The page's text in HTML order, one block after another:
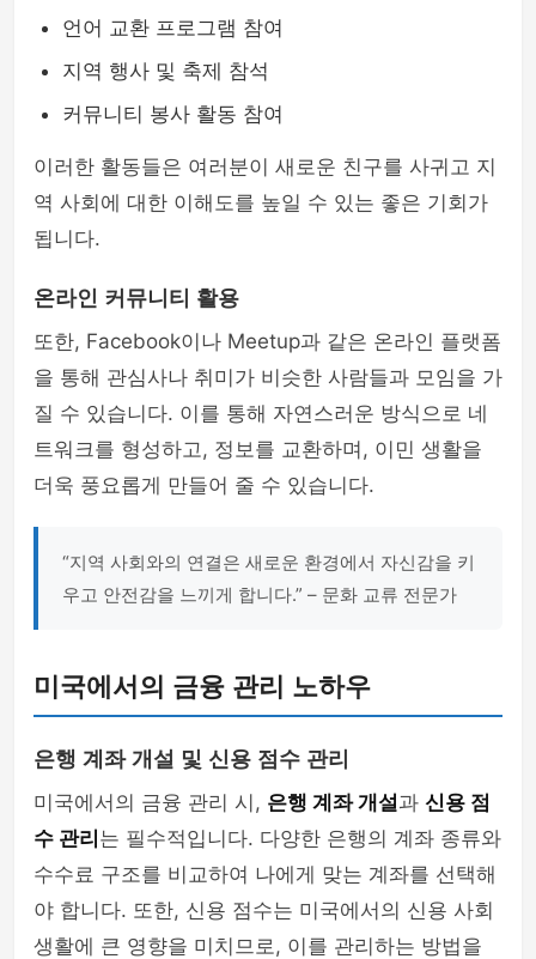
언어 교환 프로그램 참여
지역 행사 및 축제 참석
커뮤니티 봉사 활동 참여
이러한 활동들은 여러분이 새로운 친구를 사귀고 지
역 사회에 대한 이해도를 높일 수 있는 좋은 기회가
됩니다.
온라인 커뮤니티 활용
또한, Facebook이나 Meetup과 같은 온라인 플랫폼
을 통해 관심사나 취미가 비슷한 사람들과 모임을 가
질 수 있습니다. 이를 통해 자연스러운 방식으로 네
트워크를 형성하고, 정보를 교환하며, 이민 생활을
더욱 풍요롭게 만들어 줄 수 있습니다.
“지역 사회와의 연결은 새로운 환경에서 자신감을 키
우고 안전감을 느끼게 합니다.” – 문화 교류 전문가
미국에서의 금융 관리 노하우
은행 계좌 개설 및 신용 점수 관리
미국에서의 금융 관리 시, 은행 계좌 개설과 신용 점
수 관리 는 필수적입니다. 다양한 은행의 계좌 종류와
수수료 구조를 비교하여 나에게 맞는 계좌를 선택해
야 합니다. 또한, 신용 점수는 미국에서의 신용 사회
생활에 큰 영향을 미치므로, 이를 관리하는 방법을